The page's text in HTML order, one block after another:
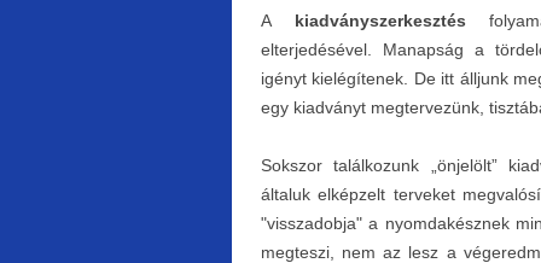
A kiadványszerkesztés
elterjedésével. Manapság a
igényt kielégítenek. De itt álljunk
egy kiadványt megtervezünk,
Sokszor találkozunk „önjelölt”
általuk elképzelt terveket
"visszadobja" a nyomdakésznek
megteszi, nem az lesz a